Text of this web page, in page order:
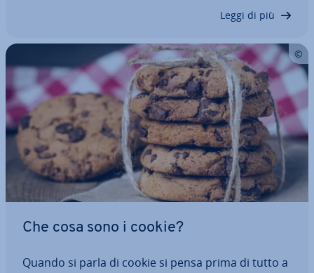
Leggi di più
Che cosa sono i cookie?
Quando si parla di cookie si pensa prima di tutto a